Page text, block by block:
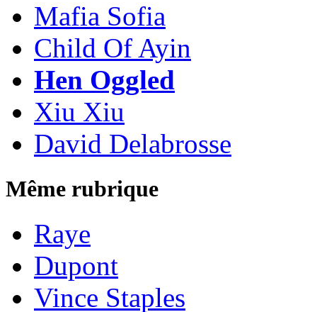
Mafia Sofia
Child Of Ayin
Hen Oggled
Xiu Xiu
David Delabrosse
Même rubrique
Raye
Dupont
Vince Staples